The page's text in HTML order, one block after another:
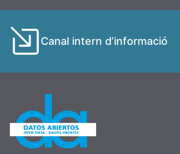
Canal intern d’informació